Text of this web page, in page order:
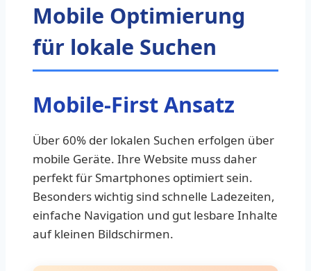
Mobile Optimierung
für lokale Suchen
Mobile-First Ansatz
Über 60% der lokalen Suchen erfolgen über
mobile Geräte. Ihre Website muss daher
perfekt für Smartphones optimiert sein.
Besonders wichtig sind schnelle Ladezeiten,
einfache Navigation und gut lesbare Inhalte
auf kleinen Bildschirmen.